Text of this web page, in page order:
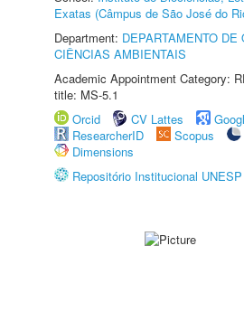
Exatas (Câmpus de São José do
Department: DEPARTAMENTO DE
CIÊNCIAS AMBIENTAIS
Academic Appointment Category:
title: MS-5.1
Orcid
CV Lattes
ResearcherID
Scopus
Dimensions
Repositório Institucional UNESP